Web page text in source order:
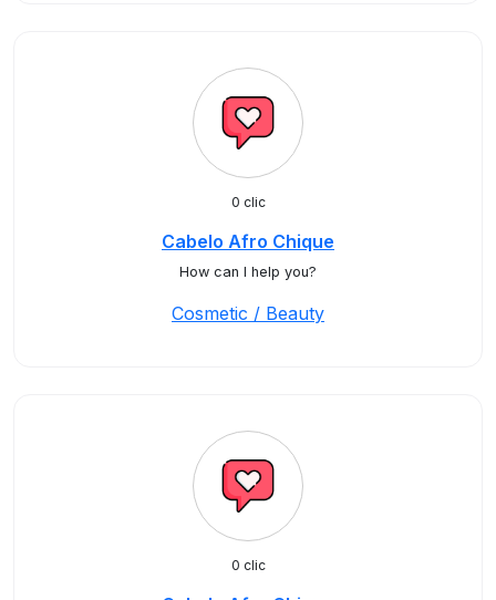
0 clic
Cabelo Afro Chique
How can I help you?
Cosmetic / Beauty
0 clic